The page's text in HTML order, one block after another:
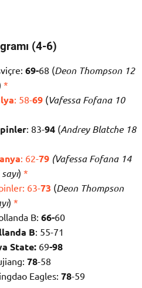
(4-6)
69-68 (Deon Thompson 12
*
: 58-69 (Vafessa Fofana 10
: 83-94 (Andrey Blatche 18
: 62-79 (Vafessa Fofana 14
) *
63-73 (Deon Thompson
) *
B: 66-60
B: 55-71
State: 69-98
78-58
Eagles: 78-59